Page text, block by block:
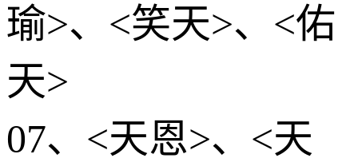
瑜>、<笑天>、<佑
天>
07、<天恩>、<天